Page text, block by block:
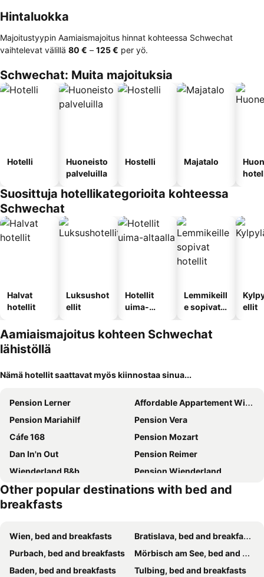
Hintaluokka
Majoitustyypin Aamiaismajoitus hinnat kohteessa Schwechat
vaihtelevat välillä ‎80 € – ‎125 € per yö.
Schwechat: Muita majoituksia
Hotelli
Huoneisto
palveluilla
Hostelli Majatalo
Suosittuja hotellikategorioita kohteessa
Schwechat
Halvat
hotellit
Luksushot
ellit
Hotellit
uima-
Lemmikeill
e sopivat
ellit
Aamiaismajoitus kohteen Schwechat
lähistöllä
Nämä hotellit saattavat myös kiinnostaa sinua...
Pension Lerner
Affordable Appartement With Garden And Shared Bathroom In Vienna
Pension Mariahilf
Pension Vera
Cáfe 168
Pension Mozart
Dan In'n Out
Pension Reimer
Wienderland B&b
Pension Wienderland
Anda City Rooms
Benediktushaus im Schottenstift
Privatzimmer Familie Schwarz
Other popular destinations with bed and
breakfasts
Wien, bed and breakfasts
Bratislava, bed and breakfasts
Purbach, bed and breakfasts
Mörbisch am See, bed and breakfasts
Baden, bed and breakfasts
Tulbing, bed and breakfasts